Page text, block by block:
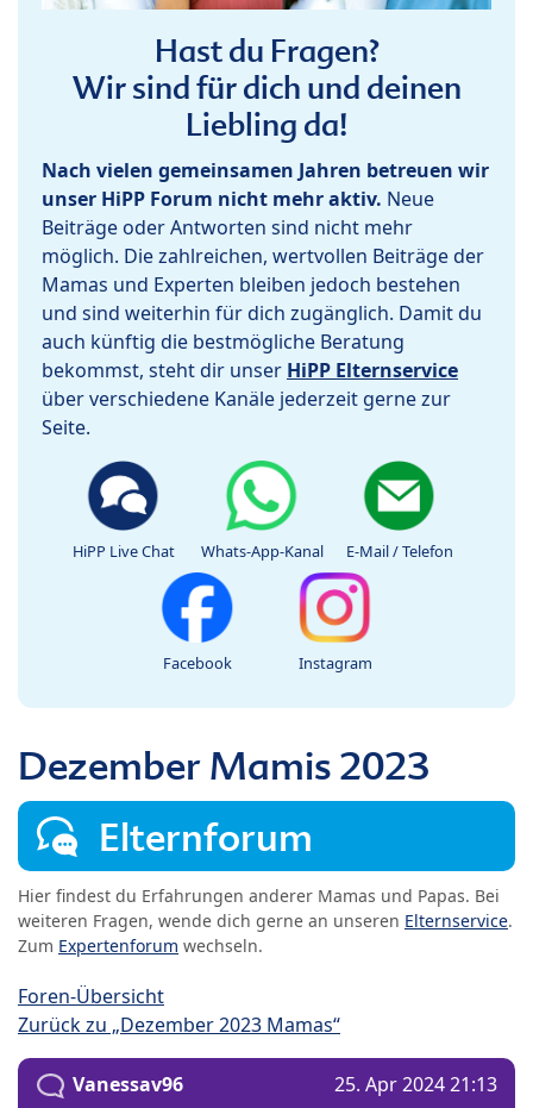
Hast du Fragen?
Wir sind für dich und deinen
Liebling da!
Nach vielen gemeinsamen Jahren betreuen wir
unser HiPP Forum nicht mehr aktiv. Neue
Beiträge oder Antworten sind nicht mehr
möglich. Die zahlreichen, wertvollen Beiträge der
Mamas und Experten bleiben jedoch bestehen
und sind weiterhin für dich zugänglich. Damit du
auch künftig die bestmögliche Beratung
bekommst, steht dir unser HiPP Elternservice
über verschiedene Kanäle jederzeit gerne zur
Seite.
HiPP Live Chat Whats-App-Kanal E-Mail / Telefon
Facebook Instagram
Dezember Mamis 2023
Elternforum
Hier findest du Erfahrungen anderer Mamas und Papas. Bei
weiteren Fragen, wende dich gerne an unseren Elternservice.
Zum Expertenforum wechseln.
Foren-Übersicht
Zurück zu „Dezember 2023 Mamas“
Vanessav96 25. Apr 2024 21:13